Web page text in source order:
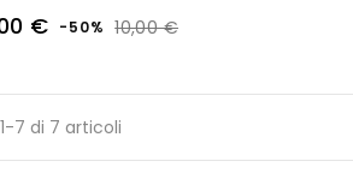
€ Prezzo
-50% 10,00 €Prezzo
7 di 7 articoli